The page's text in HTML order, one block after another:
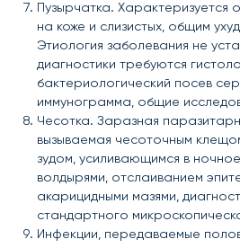
Пузырчатка. Характеризуется
на коже и слизистых, общим
Этиология заболевания не
диагностики требуются
бактериологический посев
иммунограмма, общие
Чесотка. Заразная
вызываемая чесоточным
зудом, усиливающимся в
волдырями, отслаиванием
акарицидными мазями,
стандартного
Инфекции, передаваемые